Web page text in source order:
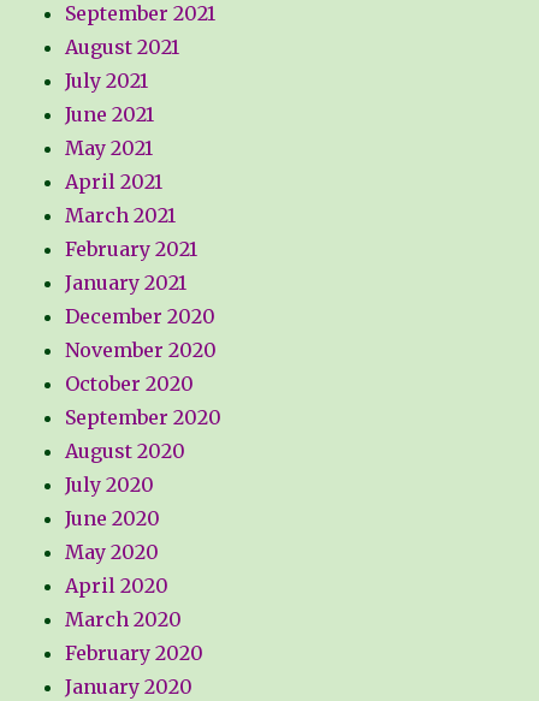
September 2021
August 2021
July 2021
June 2021
May 2021
April 2021
March 2021
February 2021
January 2021
December 2020
November 2020
October 2020
September 2020
August 2020
July 2020
June 2020
May 2020
April 2020
March 2020
February 2020
January 2020